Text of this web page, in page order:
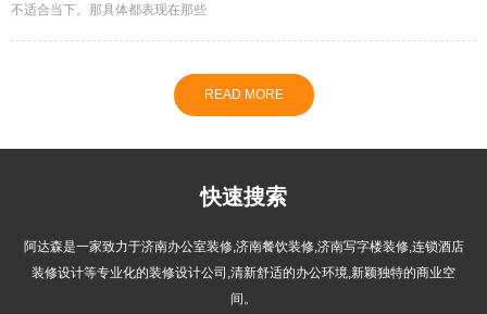
不适合当下。那具体都表现在那些
READ MORE
快速搜索
阿达森是一家致力于济南办公室装修,济南餐饮装修,济南写字楼装修,连锁酒店
装修设计等专业化的装修设计公司,清新舒适的办公环境,新颖独特的商业空
间。